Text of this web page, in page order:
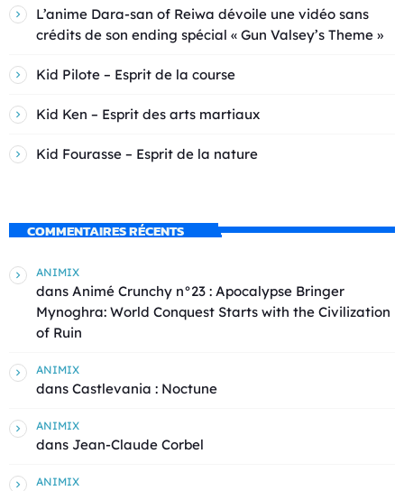
L’anime Dara-san of Reiwa dévoile une vidéo sans
crédits de son ending spécial « Gun Valsey’s Theme »
Kid Pilote – Esprit de la course
Kid Ken – Esprit des arts martiaux
Kid Fourasse – Esprit de la nature
COMMENTAIRES RÉCENTS
ANIMIX
dans Animé Crunchy n°23 : Apocalypse Bringer
Mynoghra: World Conquest Starts with the Civilization
of Ruin
ANIMIX
dans Castlevania : Noctune
ANIMIX
dans Jean-Claude Corbel
ANIMIX